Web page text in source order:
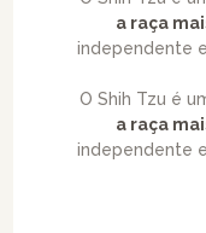
a raça
independente
O Shih Tzu é
a raça
independente